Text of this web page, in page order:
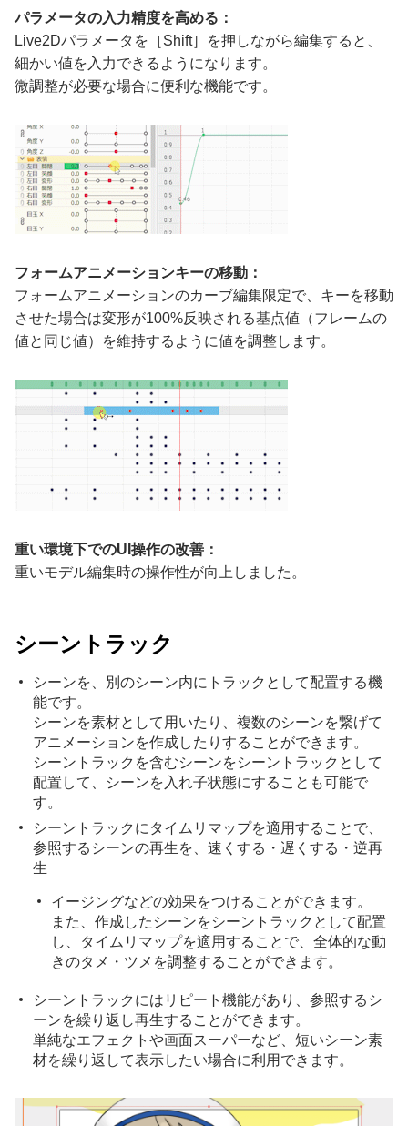
パラメータの入力精度を高める：
Live2Dパラメータを［Shift］を押しながら編集すると、
細かい値を入力できるようになります。
微調整が必要な場合に便利な機能です。
フォームアニメーションキーの移動：
フォームアニメーションのカーブ編集限定で、キーを移動
させた場合は変形が100%反映される基点値（フレームの
値と同じ値）を維持するように値を調整します。
重い環境下でのUI操作の改善：
重いモデル編集時の操作性が向上しました。
シーントラック
シーンを、別のシーン内にトラックとして配置する機
能です。
シーンを素材として用いたり、複数のシーンを繋げて
アニメーションを作成したりすることができます。
シーントラックを含むシーンをシーントラックとして
配置して、シーンを入れ子状態にすることも可能で
す。
シーントラックにタイムリマップを適用することで、
参照するシーンの再生を、速くする・遅くする・逆再
生
イージングなどの効果をつけることができます。
また、作成したシーンをシーントラックとして配置
し、タイムリマップを適用することで、全体的な動
きのタメ・ツメを調整することができます。
シーントラックにはリピート機能があり、参照するシ
ーンを繰り返し再生することができます。
単純なエフェクトや画面スーパーなど、短いシーン素
材を繰り返して表示したい場合に利用できます。